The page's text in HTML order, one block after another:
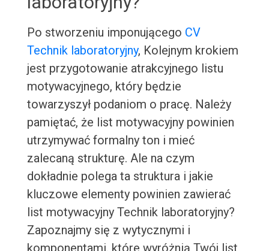
Po stworzeniu imponującego CV
Technik laboratoryjny, Kolejnym krokiem
jest przygotowanie atrakcyjnego listu
motywacyjnego, który będzie
towarzyszył podaniom o pracę. Należy
pamiętać, że list motywacyjny powinien
utrzymywać formalny ton i mieć
zalecaną strukturę. Ale na czym
dokładnie polega ta struktura i jakie
kluczowe elementy powinien zawierać
list motywacyjny Technik laboratoryjny?
Zapoznajmy się z wytycznymi i
komponentami, które wyróżnią Twój list